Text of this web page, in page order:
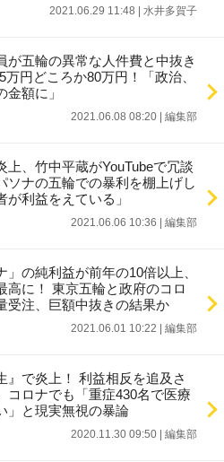
2021.06.29 11:48 水井多賀子
が五輪の異常な人件費と中抜き
円どころか80万円！「政治、
額に」
2021.06.08 08:20 編集部
上、竹中平蔵がYouTubeで冗談
ナの五輪での暴利を棚上げし
が利益をえている」
2021.06.06 10:36 編集部
」の純利益が前年の10倍以上、
高に！ 東京五輪と政府のコロ
受注、巨額中抜きの結果か
2021.06.01 10:22 編集部
』で炎上！ 利益相反を追及さ
コロナでも「重症430名で医療
」と現実無視の暴論
2020.11.30 09:50 編集部